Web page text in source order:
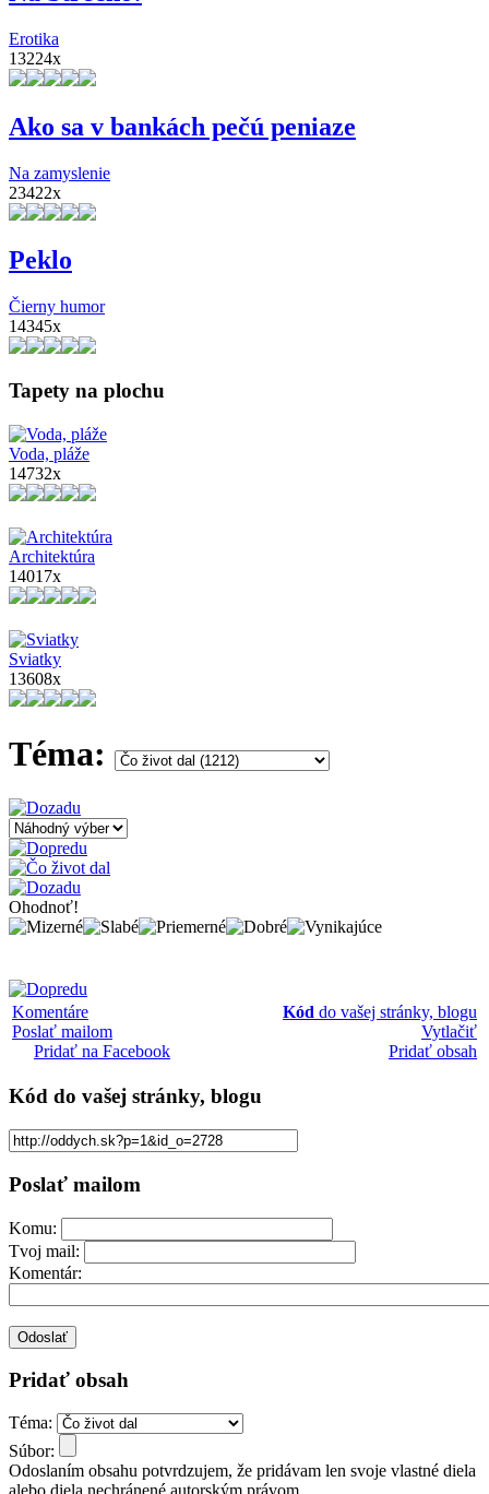
Erotika
13224x
Ako sa v bankách pečú peniaze
Na zamyslenie
23422x
Peklo
Čierny humor
14345x
Tapety na plochu
Voda, pláže
14732x
Architektúra
14017x
Sviatky
13608x
Téma:
Ohodnoť!
Komentáre
Poslať mailom
Pridať na Facebook
Kód do vašej stránky, blogu
Vytlačiť
Pridať obsah
Kód do vašej stránky, blogu
Poslať mailom
Komu:
Tvoj mail:
Komentár:
Pridať obsah
Téma:
Súbor:
Odoslaním obsahu potvrdzujem, že pridávam len svoje vlastné diela
alebo diela nechránené autorským právom.